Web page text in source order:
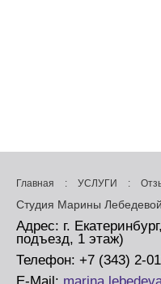
Главная : УСЛУГИ :
Студия Марины
Адрес: г.
подъезд, 1 этаж)
Телефон: +7 (343) 2-